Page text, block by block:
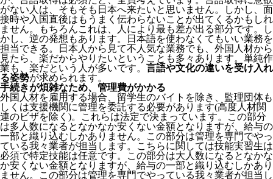
がない人は、そもそも日本へ来たいと思いません。しかし、面
接時や入国直後はもうまく伝わらないことが出てくるかもしれ
ません。
もちろんこれは、人により最も差が出る部分です。し
かし、逆の発想もあります。日本語を使わなくてもいい業務を
担当できる。日本人から見て不人気な業務でも、外国人材から
見たら、楽だからやりたいということも多々あります。単純作
業も、楽だという人が多いです。 言語や文化の違いを受け入れ
る姿勢が求められます。
手続きが煩雑なため、管理費がかかる
外国人材を雇用する場合、留学生のバイトを除き、 監理団体も
しくは支援機関に管理を委託する必要があります(高度人材関
連のビザを除く)。これらは法定で決まっています。この部分
は多人数になるとなかなか安くない金額となりますが、給与の
一部と織り込むしかありません。この部分は管理を専門でやっ
ている我々業者が担当します。こちらに関しては技能実習生は
必須で特定技能は任意です。この部分は大人数になるとなかな
か安くない金額となりますが、給与の一部と織り込むしかあり
ません。この部分は管理を専門でやっている我々業者が担当し